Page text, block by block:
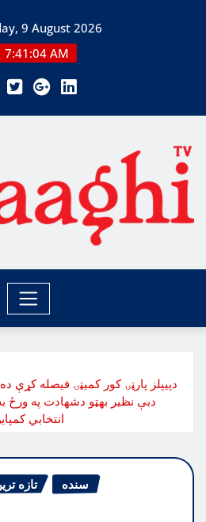
9 August 2026
7:41:05 AM
دبې نظير بهټو دشهادت په
انتخابي
تازه
سنده